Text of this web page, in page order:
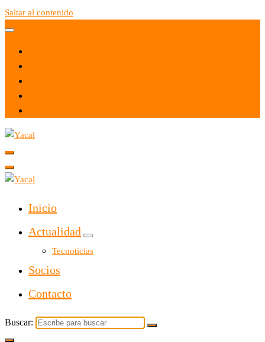
Saltar al contenido
Yacal micro hosting
Inicio
Actualidad
Tecnoticias
Socios
Contacto
Buscar: